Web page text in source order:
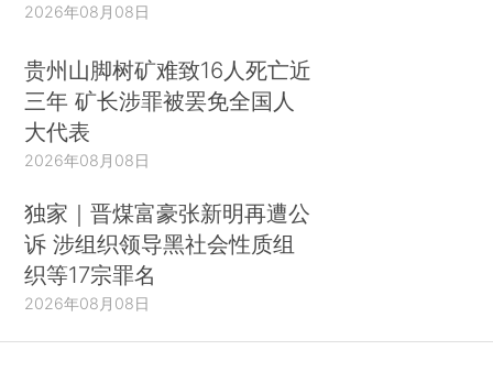
2026年08月08日
贵州山脚树矿难致16人死亡近
三年 矿长涉罪被罢免全国人
大代表
2026年08月08日
独家｜晋煤富豪张新明再遭公
诉 涉组织领导黑社会性质组
织等17宗罪名
2026年08月08日